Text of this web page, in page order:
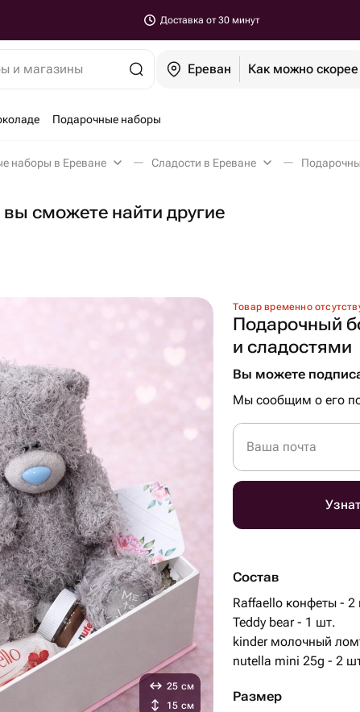
Доставка от 30 минут
и магазины Ереван Как можно скорее
Подарочные наборы
наборы в Ереване Сладости в Ереване
сможете найти другие
Товар временно
Подарочный
и сладостями
Вы можете
Мы сообщим о его
Ваша почта
Состав
Raffaello конфеты - 2
Teddy bear - 1 шт.
kinder молочный
nutella mini 25g - 2
Размер
25 см
15 см